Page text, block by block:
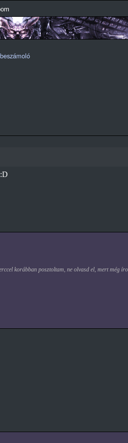
a
beszámoló
korábban posztoltam, ne olvasd el, mert még